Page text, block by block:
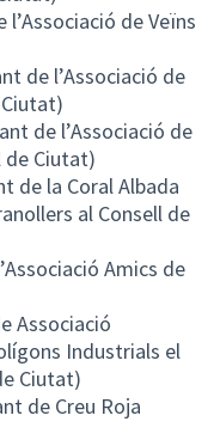
de Veïns
de l’Associació de
de l’Associació de
de Ciutat)
de la Coral Albada
al Consell de
Amics de
Associació
Industrials el
Ciutat)
de Creu Roja